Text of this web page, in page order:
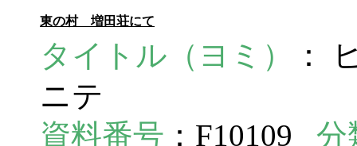
東の村 増田荘にて
タイトル（ヨミ）
：
ニテ
資料番号 ：F10109 分